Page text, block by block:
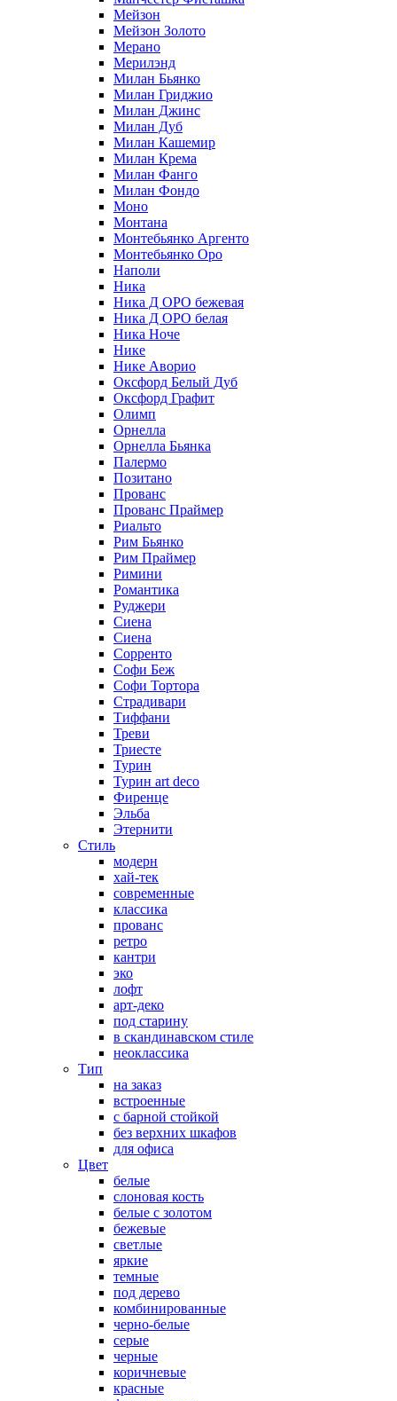
Мейзон
Мейзон Золото
Мерано
Мерилэнд
Милан Бьянко
Милан Гриджио
Милан Джинс
Милан Дуб
Милан Кашемир
Милан Крема
Милан Фанго
Милан Фондо
Моно
Монтана
Монтебьянко Аргенто
Монтебьянко Оро
Наполи
Ника
Ника Д ОРО бежевая
Ника Д ОРО белая
Ника Ноче
Нике
Нике Аворио
Оксфорд Белый Дуб
Оксфорд Графит
Олимп
Орнелла
Орнелла Бьянка
Палермо
Позитано
Прованс
Прованс Праймер
Риальто
Рим Бьянко
Рим Праймер
Римини
Романтика
Руджери
Сиена
Сиена
Сорренто
Софи Беж
Софи Тортора
Страдивари
Тиффани
Треви
Триесте
Турин
Турин art deco
Фиренце
Эльба
Этернити
Стиль
модерн
хай-тек
современные
классика
прованс
ретро
кантри
эко
лофт
арт-деко
под старину
в скандинавском стиле
неоклассика
Тип
на заказ
встроенные
с барной стойкой
без верхних шкафов
для офиса
Цвет
белые
слоновая кость
белые с золотом
бежевые
светлые
яркие
темные
под дерево
комбинированные
черно-белые
серые
черные
коричневые
красные